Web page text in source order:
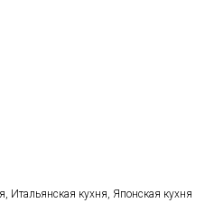
Итальянская кухня, Японская кухня